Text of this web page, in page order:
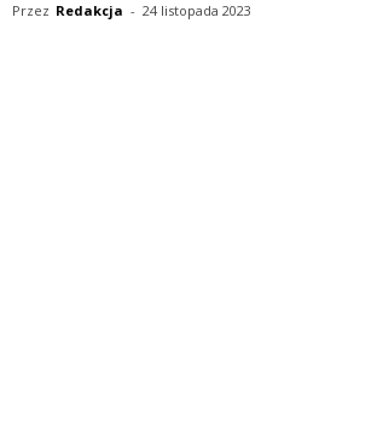
Przez Redakcja - 24 listopada 2023